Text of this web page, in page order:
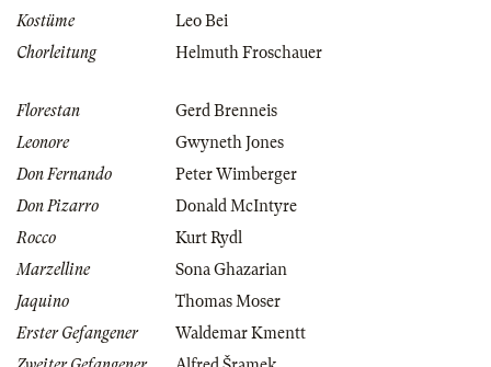
Kostüme
Leo Bei
Chorleitung
Helmuth Froschauer
Florestan
Gerd Brenneis
Leonore
Gwyneth Jones
Don Fernando
Peter Wimberger
Don Pizarro
Donald McIntyre
Rocco
Kurt Rydl
Marzelline
Sona Ghazarian
Jaquino
Thomas Moser
Erster Gefangener
Waldemar Kmentt